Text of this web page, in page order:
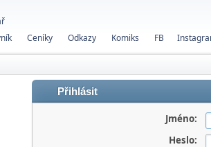
Ceníky Odkazy Komiks FB
Přihlásit
Jméno:
Heslo: